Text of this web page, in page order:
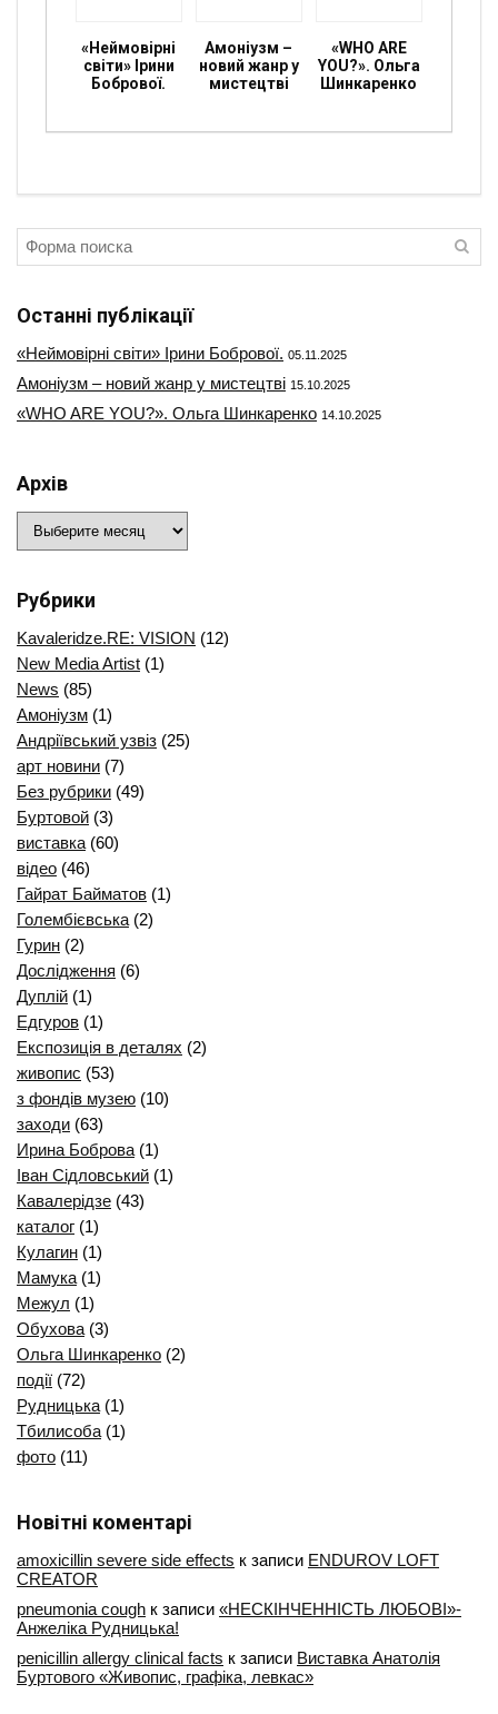
«Неймовірні
світи» Ірини
Бобрової.
Амоніузм –
новий жанр у
мистецтві
«WHO ARE
YOU?». Ольга
Шинкаренко
Останні публікації
«Неймовірні світи» Ірини Бобрової. 05.11.2025
Амоніузм – новий жанр у мистецтві 15.10.2025
«WHO ARE YOU?». Ольга Шинкаренко 14.10.2025
Архів
Рубрики
Kavaleridze.RE: VISION (12)
New Media Artist (1)
News (85)
Амоніузм (1)
Андріївський узвіз (25)
арт новини (7)
Без рубрики (49)
Буртовой (3)
виставка (60)
відео (46)
Гайрат Байматов (1)
Голембієвська (2)
Гурин (2)
Дослідження (6)
Дуплій (1)
Едгуров (1)
Експозиція в деталях (2)
живопис (53)
з фондів музею (10)
заходи (63)
Ирина Боброва (1)
Іван Сідловський (1)
Кавалерідзе (43)
каталог (1)
Кулагин (1)
Мамука (1)
Межул (1)
Обухова (3)
Ольга Шинкаренко (2)
події (72)
Рудницька (1)
Тбилисоба (1)
фото (11)
Новітні коментарі
amoxicillin severe side effects к записи ENDUROV LOFT
CREATOR
pneumonia cough к записи «НЕСКІНЧЕННІСТЬ ЛЮБОВІ»-
Анжеліка Рудницька!
penicillin allergy clinical facts к записи Виставка Анатолія
Буртового «Живопис, графіка, левкаc»